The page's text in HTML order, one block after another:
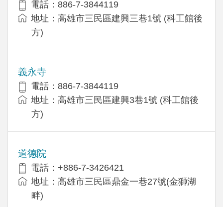
電話：886-7-3844119
地址：高雄市三民區建興三巷1號 (科工館後
方)
義永寺
電話：886-7-3844119
地址：高雄市三民區建興3巷1號 (科工館後
方)
道德院
電話：+886-7-3426421
地址：高雄市三民區鼎金一巷27號(金獅湖
畔)